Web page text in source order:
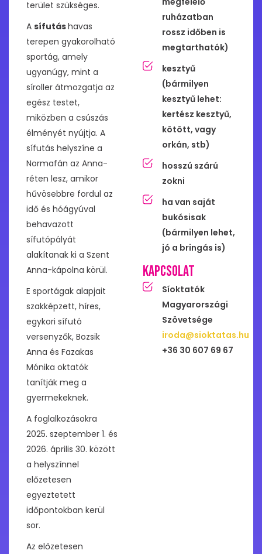
terület szükséges.
A sífutáshavas
terepen gyakorolható
sportág, amely
ugyanúgy, mint a
síroller átmozgatja az
egész testet,
miközben a csúszás
élményét nyújtja. A
sífutás helyszíne a
Normafán az Anna-
réten lesz, amikor
hűvösebbre fordul az
idő és hóágyúval
behavazott
sífutópályát
alakítanak ki a Szent
Anna-kápolna körül.
E sportágak alapjait
szakképzett, híres,
egykori sífutó
versenyzők, Bozsik
Anna és Fazakas
Mónika oktatók
tanítják meg a
gyermekeknek.
A foglalkozásokra
2025. szeptember 1. és
2026. április 30. között
a helyszínnel
előzetesen
egyeztetett
időpontokban kerül
sor.
Az előzetesen
ruházatban
rossz időben is
megtarthatók)
kesztyű
(bármilyen
kesztyű lehet:
kertész kesztyű,
kötött, vagy
orkán, stb)
hosszú szárú
zokni
ha van saját
bukósisak
(bármilyen lehet,
jó a bringás is)
Kapcsolat
Síoktatók
Magyarországi
Szövetsége
iroda@sioktatas.hu
+36 30 607 69 67